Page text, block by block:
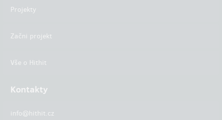
Projekty
Začni projekt
Vše o Hithit
Kontakty
info@hithit.cz